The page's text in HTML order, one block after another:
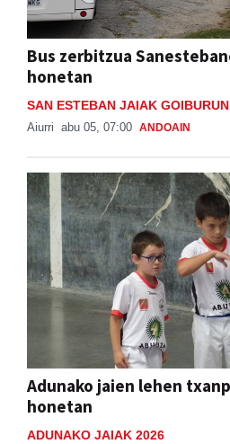
Bus zerbitzua
honetan
SAN ESTEBAN JAIAK
Aiurri abu 05, 07:00 ANDOAIN
Adunako jaien lehen
honetan
ADUNAKO JAIAK 2026